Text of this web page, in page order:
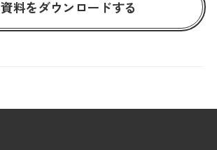
資料をダウンロードする